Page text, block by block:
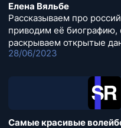
Елена Вяльбе
Рассказываем про
приводим её биографию,
раскрываем открытые
28/06/2023
Самые красивые